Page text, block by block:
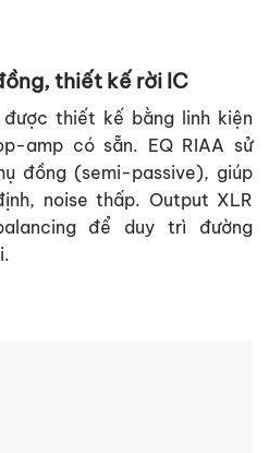
thiết kế rời IC
thiết kế bằng linh kiện
amp có sẵn. EQ RIAA sử
đồng (semi-passive), giúp
noise thấp. Output XLR
để duy trì đường